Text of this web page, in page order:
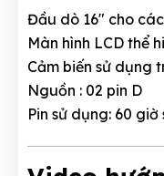
Đầu dò 16" cho
Màn hình LCD thể
Cảm biến sử dụng
Nguồn : 02 pin D
Pin sử dụng: 60